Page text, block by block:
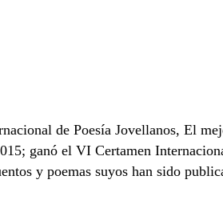
de Poesía Jovellanos, El
ganó el VI Certamen
y poemas suyos han sido